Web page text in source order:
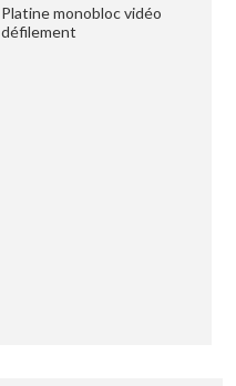
Platine monobloc vidéo
défilement